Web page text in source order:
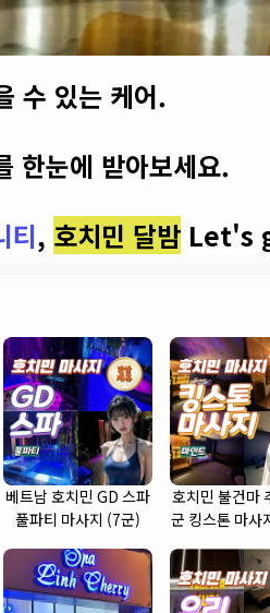
수 있는 케어.
한눈에 받아보세요.
티, 호치민 달밤Let's
베트남 호치민 GD 스파
풀파티 마사지 (7군)
호치민 불건마
군 킹스톤 마사